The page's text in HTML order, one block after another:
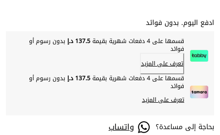
ادفع اليوم. بدون فوائد
قسمها على 4 دفعات شهرية بقيمة 137.5 د.إ بدون رسوم أو
فوائد
تعرف على المزيد
قسمها على 4 دفعات شهرية بقيمة
137.5 د.إ بدون رسوم أو
فوائد
تعرف على المزيد
بحاجة إلى مساعدة؟ واتساب